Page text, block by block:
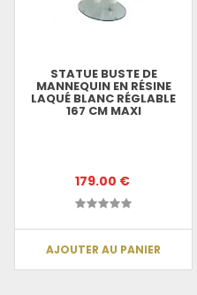
STATUE BUSTE DE
MANNEQUIN EN RÉSINE
LAQUÉ BLANC RÉGLABLE
167 CM MAXI
179.00 €
AJOUTER AU PANIER